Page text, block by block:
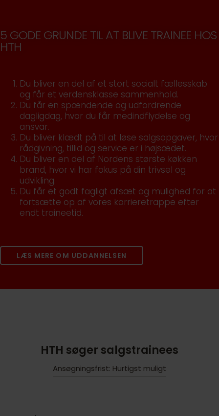
5 GODE GRUNDE TIL AT BLIVE TRAINEE HOS
HTH
Du bliver en del af et stort socialt fællesskab
og får et verdensklasse sammenhold.
Du får en spændende og udfordrende
dagligdag, hvor du får medindflydelse og
ansvar.
Du bliver klædt på til at løse salgsopgaver, hvor
rådgivning, tillid og service er i højsædet.
Du bliver en del af Nordens største køkken
brand, hvor vi har fokus på din trivsel og
udvikling.
Du får et godt fagligt afsæt og mulighed for at
fortsætte op af vores karrieretrappe efter
endt traineetid.
LÆS MERE OM UDDANNELSEN
HTH søger salgstrainees
Ansøgningsfrist: Hurtigst muligt